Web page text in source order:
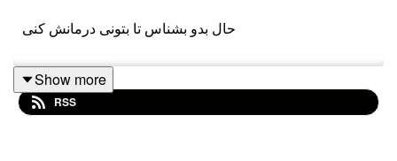
حال بدو بشناس تا بتونی درمانش کنی
Show more
RSS